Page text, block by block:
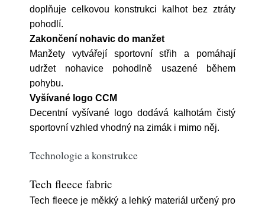
doplňuje celkovou konstrukci kalhot bez ztráty
pohodlí.
Zakončení nohavic do manžet
Manžety vytvářejí sportovní střih a pomáhají
udržet nohavice pohodlně usazené během
pohybu.
Vyšívané logo CCM
Decentní vyšívané logo dodává kalhotám čistý
sportovní vzhled vhodný na zimák i mimo něj.
Technologie a konstrukce
Tech fleece fabric
Tech fleece je měkký a lehký materiál určený pro